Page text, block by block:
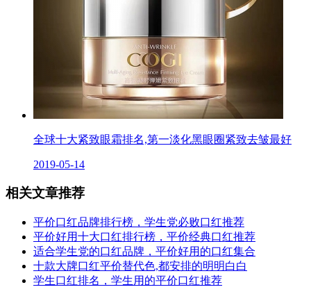
全球十大紧致眼霜排名,第一淡化黑眼圈紧致去皱最好
2019-05-14
相关文章推荐
平价口红品牌排行榜，学生党必败口红推荐
平价好用十大口红排行榜，平价经典口红推荐
适合学生党的口红品牌，平价好用的口红集合
十款大牌口红平价替代色,都安排的明明白白
学生口红排名，学生用的平价口红推荐